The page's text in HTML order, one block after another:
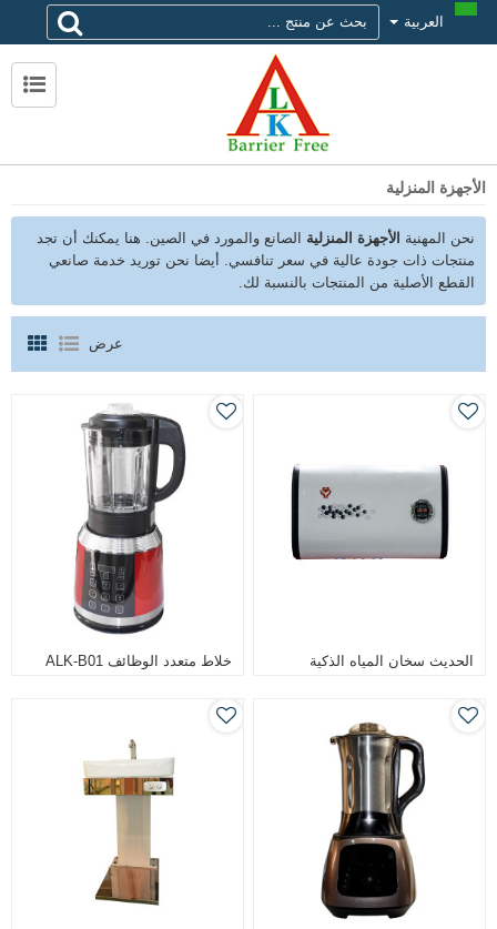
العربية
الأجهزة المنزلية
نحن المهنية الأجهزة المنزلية الصانع والمورد في الصين. هنا يمكنك أن تجد
منتجات ذات جودة عالية في سعر تنافسي. أيضا نحن توريد خدمة صانعي
القطع الأصلية من المنتجات بالنسبة لك.
عرض
الحديث سخان المياه الذكية خلاط متعدد الوظائف ALK-B01